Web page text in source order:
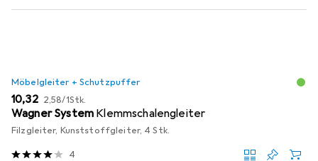
Möbelgleiter + Schutzpuffer
EUR
10,32 EUR
2,58/1Stk.
Wagner System Klemmschalengleiter
Filzgleiter, Kunststoffgleiter, 4 Stk.
4